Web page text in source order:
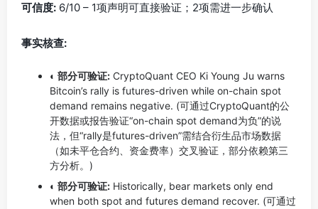
可信度: 6/10 – 1项声明可直接验证；2项需进一步确认
事实核查:
◐ 部分可验证: CryptoQuant CEO Ki Young Ju warns
Bitcoin’s rally is futures-driven while on-chain spot
demand remains negative. (可通过CryptoQuant的公
开数据或报告验证“on-chain spot demand为负”的说
法，但“rally是futures-driven”需结合衍生品市场数据
（如未平仓合约、资金费率）交叉验证，部分依赖第三
方分析。)
◐ 部分可验证: Historically, bear markets only end
when both spot and futures demand recover. (可通过